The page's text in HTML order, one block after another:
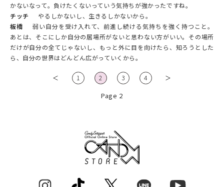
かないなって。負けたくないっていう気持ちが強かったですね。
チッチ
やるしかないし、生きるしかないから。
板橋
弱い自分を受け入れて、前進し続ける気持ちを強く持つこと。
あとは、そこにしか自分の居場所がないと思わない方がいい。その場所
だけが自分の全てじゃないし、もっと外に目を向けたら、知ろうとした
ら、自分の世界はどんどん広がっていくから。
＜ 1 2 3 4 ＞
Page 2